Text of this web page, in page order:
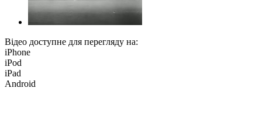
Відео доступне для перегляду на:
iPhone
iPod
iPad
Android